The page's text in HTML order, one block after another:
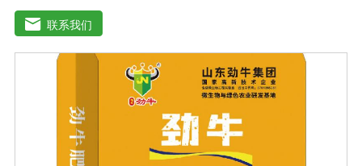
并且能产生抗生素，系统防伪酶等多种物质，间接达到促
进植物生长。【产品功能】 1、本产品利用微生物自身的
寄生作用，并释放出对线虫、细菌、真菌等具有杀灭作用
的化学物质，再辅助特殊增效剂，能快速、高效杀灭线虫
和作物真菌、细菌病害。不仅有效地预防和控制多种作物
根结线虫、胞囊线虫、茎线虫等线虫病的危害。2、抑制各
种线虫，减轻线虫病危害；3、改善作物根部微生态环境，
活化土壤，促进植株正常生长；4、激活根部受损细胞，快
速恢复根系生理机能，预防根系因线虫的危害导致的烂
联系我们